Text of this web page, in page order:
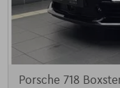
Porsche 718